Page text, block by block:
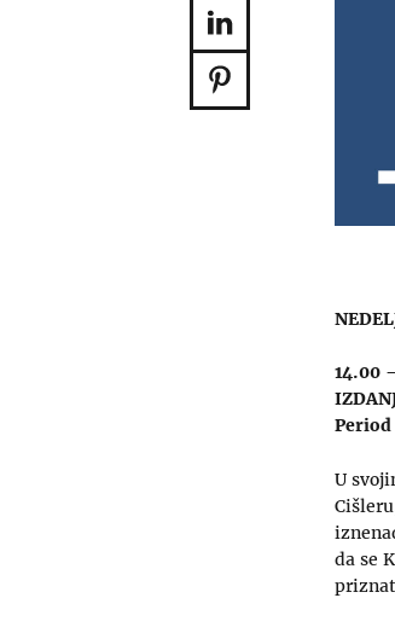
14.00
Period
U
da se